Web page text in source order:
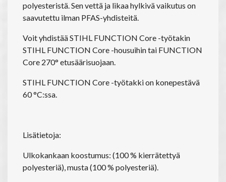
polyesteristä. Sen vettä ja likaa hylkivä vaikutus on
saavutettu ilman PFAS-yhdisteitä.
Voit yhdistää STIHL FUNCTION Core -työtakin
STIHL FUNCTION Core -housuihin tai FUNCTION
Core 270° etusäärisuojaan.
STIHL FUNCTION Core -työtakki on konepestävä
60 °C:ssa.
Lisätietoja:
Ulkokankaan koostumus: (100 % kierrätettyä
polyesteriä), musta (100 % polyesteriä).